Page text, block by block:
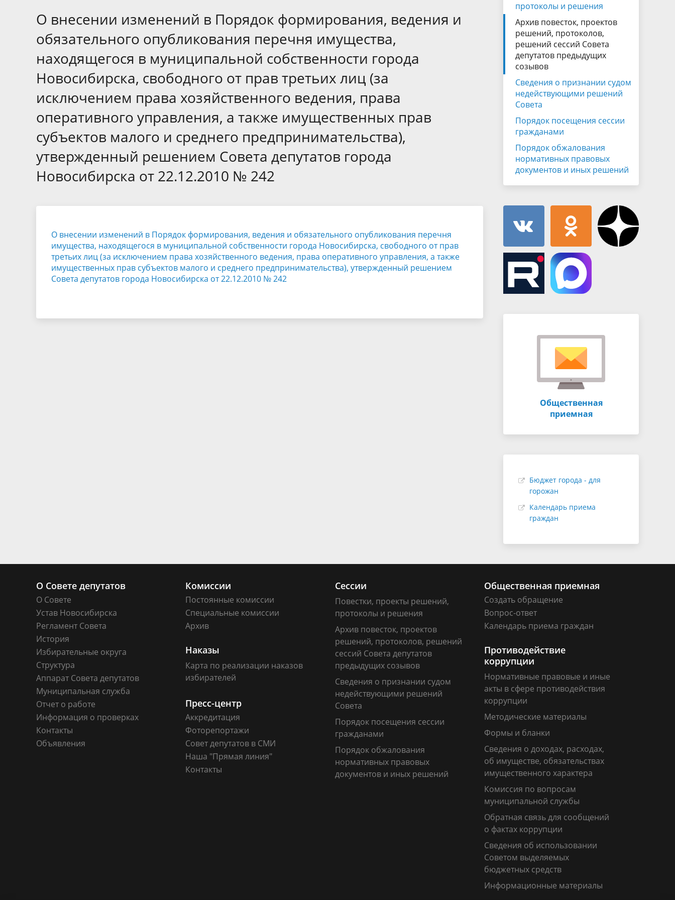
Муниципальная служба
Отчет о работе
Информация о проверках Контакты Объявления
депутатов предыдущих созывов
Порядок обжалования нормативных
решений
имущественного характера
Комиссия по вопросам
выделяемых бюджетных средств
Информационные материалы
О внесении изменений в Порядок формирования, ведения и
обязательного опубликования перечня имущества,
находящегося в муниципальной собственности города
Новосибирска, свободного от прав третьих лиц (за
исключением права хозяйственного ведения, права
оперативного управления, а также имущественных прав
субъектов малого и среднего предпринимательства),
утвержденный решением Совета депутатов города
Новосибирска от 22.12.2010 № 242
О внесении изменений в Порядок формирования, ведения и обязательного опубликования перечня
имущества, находящегося в муниципальной собственности города Новосибирска, свободного от прав
третьих лиц (за исключением права хозяйственного ведения, права оперативного управления, а также
имущественных прав субъектов малого и среднего предпринимательства), утвержденный решением
Совета депутатов города Новосибирска от 22.12.2010 № 242
протоколы и решения
Архив повесток, проектов
решений, протоколов,
решений сессий Совета
депутатов предыдущих
созывов
Сведения о признании судом
недействующими решений
Совета
Порядок посещения сессии
гражданами
Порядок обжалования
нормативных правовых
документов и иных решений
Общественная
приемная
Бюджет города - для
горожан
Календарь приема
граждан
О Совете депутатов
О Совете
Устав Новосибирска
Регламент Совета
История
Избирательные округа
Структура
Аппарат Совета депутатов
Муниципальная служба
Отчет о работе
Информация о проверках
Контакты
Объявления
Комиссии
Постоянные комиссии
Специальные комиссии
Архив
Сессии
Повестки, проекты решений,
протоколы и решения
Архив повесток, проектов
решений, протоколов, решений
сессий Совета депутатов
предыдущих созывов
Сведения о признании судом
недействующими решений
Совета
Порядок посещения сессии
гражданами
Порядок обжалования
нормативных правовых
документов и иных решений
Общественная приемная
Создать обращение
Вопрос-ответ
Календарь приема граждан
Наказы
Карта по реализации наказов
избирателей
Противодействие
коррупции
Нормативные правовые и иные
акты в сфере противодействия
коррупции
Методические материалы
Формы и бланки
Сведения о доходах, расходах,
об имуществе, обязательствах
имущественного характера
Комиссия по вопросам
муниципальной службы
Обратная связь для сообщений
о фактах коррупции
Сведения об использовании
Советом выделяемых
бюджетных средств
Информационные материалы
Пресс-центр
Аккредитация
Фоторепортажи
Совет депутатов в СМИ
Наша "Прямая линия"
Контакты